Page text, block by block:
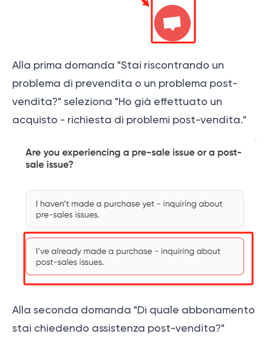
Alla prima domanda "Stai riscontrando un
problema di prevendita o un problema post-
vendita?" seleziona "Ho già effettuato un
acquisto - richiesta di problemi post-vendita."
Alla seconda domanda "Di quale abbonamento
stai chiedendo assistenza post-vendita?"